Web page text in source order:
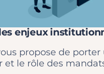
enjeux
propose de porter
et le rôle des